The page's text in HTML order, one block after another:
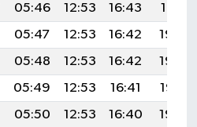
05:46 12:53 16:43
19:51
05:47 12:53 16:42
19:50
05:48 12:53 16:42
19:48
05:49 12:53 16:41
19:47
05:50 12:53 16:40
19:45